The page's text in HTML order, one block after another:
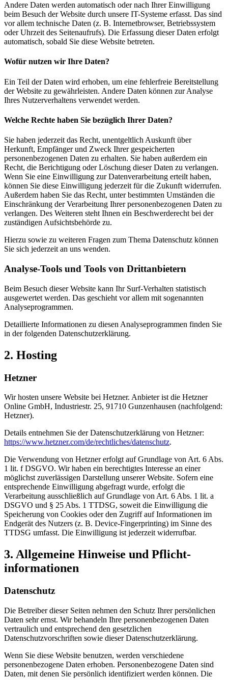
Andere Daten werden automatisch oder nach Ihrer Einwilligung
beim Besuch der Website durch unsere IT-Systeme erfasst. Das sind
vor allem technische Daten (z. B. Internetbrowser, Betriebssystem
oder Uhrzeit des Seitenaufrufs). Die Erfassung dieser Daten erfolgt
automatisch, sobald Sie diese Website betreten.
Wofür nutzen wir Ihre Daten?
Ein Teil der Daten wird erhoben, um eine fehlerfreie Bereitstellung
der Website zu gewährleisten. Andere Daten können zur Analyse
Ihres Nutzerverhaltens verwendet werden.
Welche Rechte haben Sie bezüglich Ihrer Daten?
Sie haben jederzeit das Recht, unentgeltlich Auskunft über
Herkunft, Empfänger und Zweck Ihrer gespeicherten
personenbezogenen Daten zu erhalten. Sie haben außerdem ein
Recht, die Berichtigung oder Löschung dieser Daten zu verlangen.
Wenn Sie eine Einwilligung zur Datenverarbeitung erteilt haben,
können Sie diese Einwilligung jederzeit für die Zukunft widerrufen.
Außerdem haben Sie das Recht, unter bestimmten Umständen die
Einschränkung der Verarbeitung Ihrer personenbezogenen Daten zu
verlangen. Des Weiteren steht Ihnen ein Beschwerderecht bei der
zuständigen Aufsichtsbehörde zu.
Hierzu sowie zu weiteren Fragen zum Thema Datenschutz können
Sie sich jederzeit an uns wenden.
Analyse-Tools und Tools von Dritt­anbietern
Beim Besuch dieser Website kann Ihr Surf-Verhalten statistisch
ausgewertet werden. Das geschieht vor allem mit sogenannten
Analyseprogrammen.
Detaillierte Informationen zu diesen Analyseprogrammen finden Sie
in der folgenden Datenschutzerklärung.
2. Hosting
Hetzner
Wir hosten unsere Website bei Hetzner. Anbieter ist die Hetzner
Online GmbH, Industriestr. 25, 91710 Gunzenhausen (nachfolgend:
Hetzner).
Details entnehmen Sie der Datenschutzerklärung von Hetzner:
https://www.hetzner.com/de/rechtliches/datenschutz.
Die Verwendung von Hetzner erfolgt auf Grundlage von Art. 6 Abs.
1 lit. f DSGVO. Wir haben ein berechtigtes Interesse an einer
möglichst zuverlässigen Darstellung unserer Website. Sofern eine
entsprechende Einwilligung abgefragt wurde, erfolgt die
Verarbeitung ausschließlich auf Grundlage von Art. 6 Abs. 1 lit. a
DSGVO und § 25 Abs. 1 TTDSG, soweit die Einwilligung die
Speicherung von Cookies oder den Zugriff auf Informationen im
Endgerät des Nutzers (z. B. Device-Fingerprinting) im Sinne des
TTDSG umfasst. Die Einwilligung ist jederzeit widerrufbar.
3. Allgemeine Hinweise und Pflicht­
informationen
Datenschutz
Die Betreiber dieser Seiten nehmen den Schutz Ihrer persönlichen
Daten sehr ernst. Wir behandeln Ihre personenbezogenen Daten
vertraulich und entsprechend den gesetzlichen
Datenschutzvorschriften sowie dieser Datenschutzerklärung.
Wenn Sie diese Website benutzen, werden verschiedene
personenbezogene Daten erhoben. Personenbezogene Daten sind
Daten, mit denen Sie persönlich identifiziert werden können. Die